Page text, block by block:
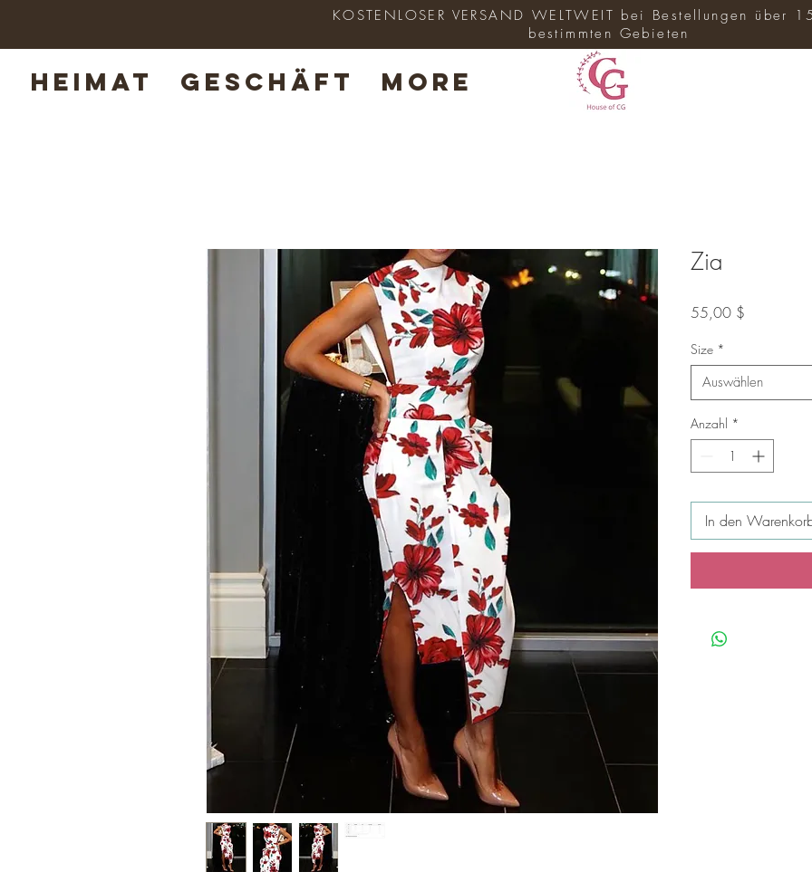
HEIMAT GESCHÄFT More
KOSTENLOSER VERSAND WELTWEIT bei Bestellungen über
bestimmten Gebieten
Zia
55,00 $
Size *
Auswählen
Anzahl *
In den